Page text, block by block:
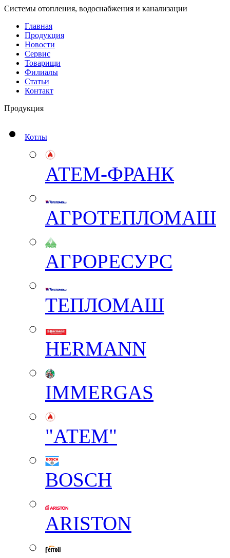
Системы отопления, водоснабжения и канализации
Главная
Продукция
Новости
Сервис
Товарищи
Филиалы
Статьи
Контакт
Продукция
Котлы
АТЕМ-ФРАНК
АГРОТЕПЛОМАШ
АГРОРЕСУРС
ТЕПЛОМАШ
HERMANN
IMMERGAS
"АТЕМ"
BOSCH
ARISTON